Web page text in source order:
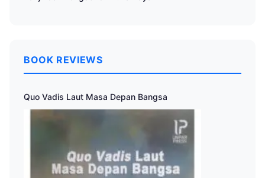
BOOK REVIEWS
Quo Vadis Laut Masa Depan Bangsa